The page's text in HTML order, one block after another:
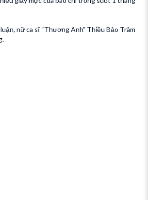
nữ ca sĩ “Thương Anh” Thiều Bảo Trâm